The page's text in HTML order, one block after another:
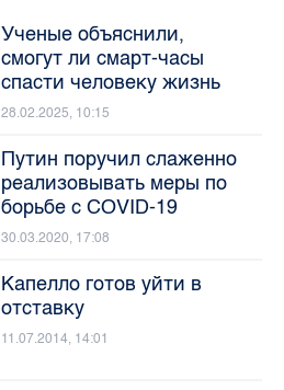
Ученые объяснили,
смогут ли смарт-часы
спасти человеку жизнь
28.02.2025, 10:15
Путин поручил слаженно
реализовывать меры по
борьбе с COVID-19
30.03.2020, 17:08
Капелло готов уйти в
отставку
11.07.2014, 14:01